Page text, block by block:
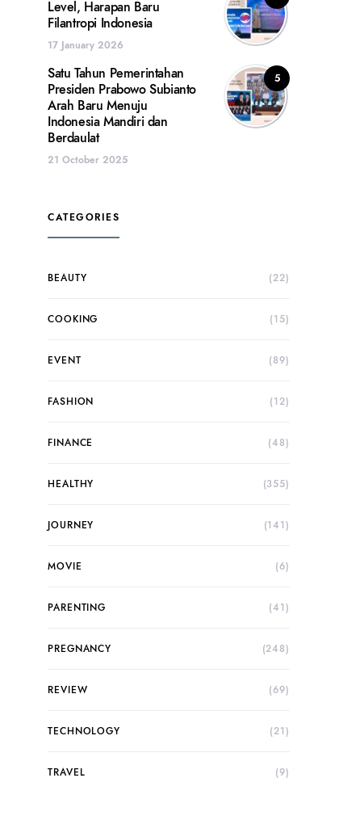
Level, Harapan Baru
Filantropi Indonesia
17 January 2026
5
Satu Tahun Pemerintahan
Presiden Prabowo Subianto
Arah Baru Menuju
Indonesia Mandiri dan
Berdaulat
21 October 2025
CATEGORIES
BEAUTY (22)
COOKING (15)
EVENT (89)
FASHION (12)
FINANCE (48)
HEALTHY (355)
JOURNEY (141)
MOVIE (6)
PARENTING (41)
PREGNANCY (248)
REVIEW (69)
TECHNOLOGY (21)
TRAVEL (9)